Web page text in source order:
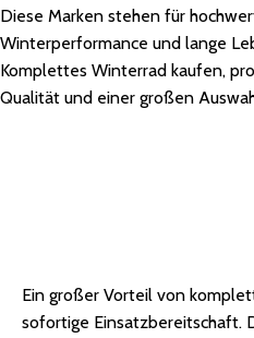
Diese Marken stehen für
Winterperformance und lange
Komplettes Winterrad kaufen,
Qualität und einer großen
Ein großer Vorteil von
sofortige Einsatzbereitschaft.